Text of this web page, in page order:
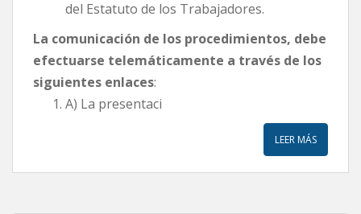
del Estatuto de los Trabajadores.
La comunicación de los procedimientos, debe
efectuarse telemáticamente a través de los
siguientes enlaces:
A) La presentaci
LEER MÁS